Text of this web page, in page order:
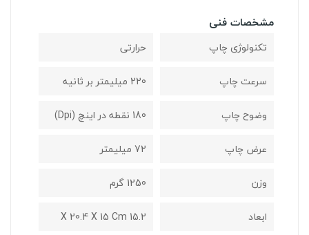
مشخصات فنی
تکنولوژی چاپ
حرارتی
سرعت چاپ
220 میلیمتر بر ثانیه
وضوح چاپ
180 نقطه در اینچ (dpi)
عرض چاپ
72 میلیمتر
وزن
1250 گرم
ابعاد
15.2 X 20.4 X 15 Cm